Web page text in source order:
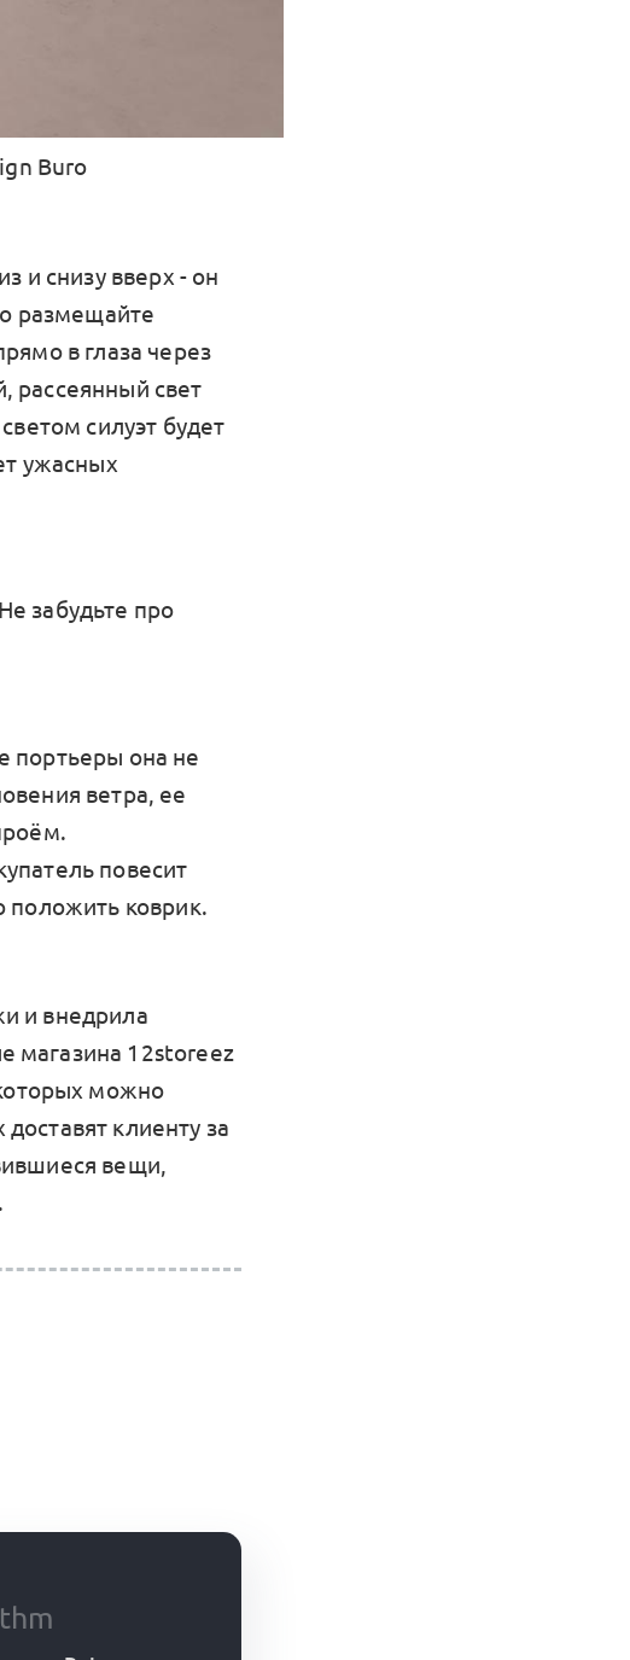
Buro
и снизу вверх - он
размещайте
в глаза через
рассеянный свет
силуэт будет
ужасных
забудьте про
портьеры она не
ветра, ее
повесит
положить коврик.
и внедрила
магазина 12storeez
можно
клиенту за
вещи,